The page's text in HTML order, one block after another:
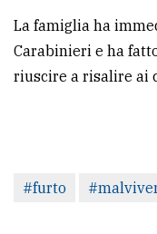
La famiglia ha
Carabinieri e ha
riuscire a risalire ai
#furto